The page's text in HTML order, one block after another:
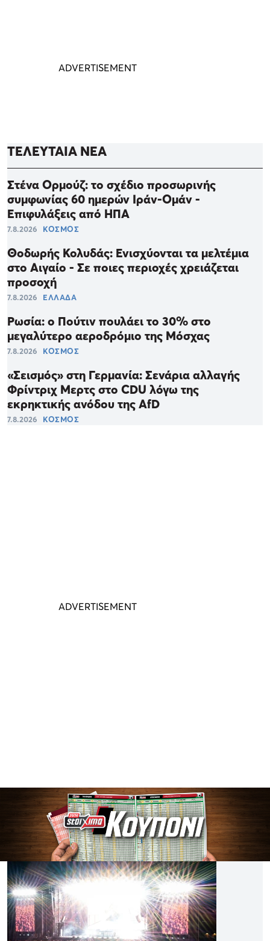
ΤΕΛΕΥΤΑΙΑ ΝΕΑ
Στένα Ορμούζ: το σχέδιο προσωρινής
συμφωνίας 60 ημερών Ιράν-Ομάν -
Επιφυλάξεις από ΗΠΑ
7.8.2026 ΚΟΣΜΟΣ
Θοδωρής Κολυδάς: Ενισχύονται τα μελτέμια
στο Αιγαίο - Σε ποιες περιοχές χρειάζεται
προσοχή
7.8.2026 ΕΛΛΑΔΑ
Ρωσία: ο Πούτιν πουλάει το 30% στο
μεγαλύτερο αεροδρόμιο της Μόσχας
7.8.2026 ΚΟΣΜΟΣ
«Σεισμός» στη Γερμανία: Σενάρια αλλαγής
Φρίντριχ Μερτς στο CDU λόγω της
εκρηκτικής ανόδου της AfD
7.8.2026 ΚΟΣΜΟΣ